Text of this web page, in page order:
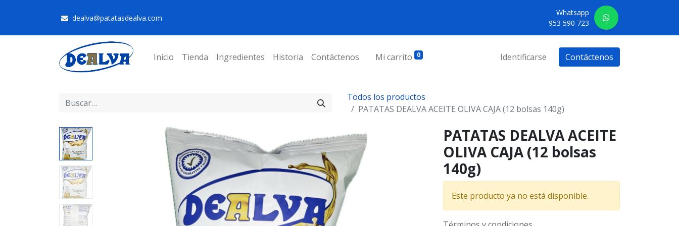
dealva@patatasdealva.com
Whatsapp
953 590 723
Inicio Tienda Ingredientes Historia Contáctenos Mi carrito 0 Identificarse Contáctenos
Todos los productos
PATATAS DEALVA ACEITE OLIVA CAJA (12 bolsas 140g)
PATATAS DEALVA ACEITE
OLIVA CAJA (12 bolsas
140g)
Este producto ya no está disponible.